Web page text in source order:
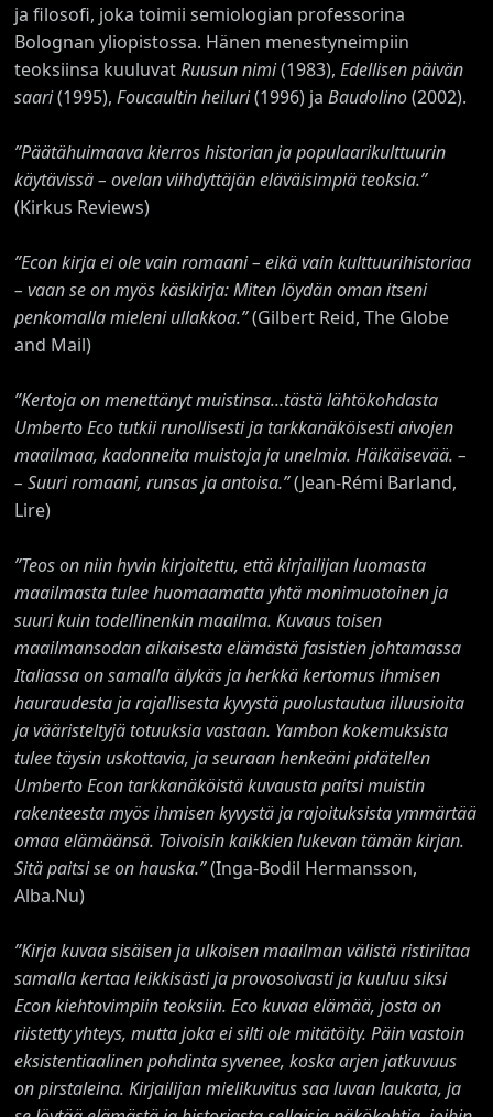
ja filosofi, joka toimii semiologian professorina
Bolognan yliopistossa. Hänen menestyneimpiin
teoksiinsa kuuluvatRuusun nimi(1983),Edellisen päivän
saari(1995),Foucaultin heiluri(1996) jaBaudolino(2002).
”Päätähuimaava kierros historian ja populaarikulttuurin
käytävissä – ovelan viihdyttäjän eläväisimpiä teoksia.”
(Kirkus Reviews)
”Econ kirja ei ole vain romaani – eikä vain kulttuurihistoriaa
– vaan se on myös käsikirja: Miten löydän oman itseni
penkomalla mieleni ullakkoa.”(Gilbert Reid, The Globe
and Mail)
”Kertoja on menettänyt muistinsa...tästä lähtökohdasta
Umberto Eco tutkii runollisesti ja tarkkanäköisesti aivojen
maailmaa, kadonneita muistoja ja unelmia. Häikäisevää. –
– Suuri romaani, runsas ja antoisa.”(Jean-Rémi Barland,
Lire)
”Teos on niin hyvin kirjoitettu, että kirjailijan luomasta
maailmasta tulee huomaamatta yhtä monimuotoinen ja
suuri kuin todellinenkin maailma. Kuvaus toisen
maailmansodan aikaisesta elämästä fasistien johtamassa
Italiassa on samalla älykäs ja herkkä kertomus ihmisen
hauraudesta ja rajallisesta kyvystä puolustautua illuusioita
ja vääristeltyjä totuuksia vastaan. Yambon kokemuksista
tulee täysin uskottavia, ja seuraan henkeäni pidätellen
Umberto Econ tarkkanäköistä kuvausta paitsi muistin
rakenteesta myös ihmisen kyvystä ja rajoituksista ymmärtää
omaa elämäänsä. Toivoisin kaikkien lukevan tämän kirjan.
Sitä paitsi se on hauska.”(Inga-Bodil Hermansson,
Alba.Nu)
”Kirja kuvaa sisäisen ja ulkoisen maailman välistä ristiriitaa
samalla kertaa leikkisästi ja provosoivasti ja kuuluu siksi
Econ kiehtovimpiin teoksiin. Eco kuvaa elämää, josta on
riistetty yhteys, mutta joka ei silti ole mitätöity. Päin vastoin
eksistentiaalinen pohdinta syvenee, koska arjen jatkuvuus
on pirstaleina. Kirjailijan mielikuvitus saa luvan laukata, ja